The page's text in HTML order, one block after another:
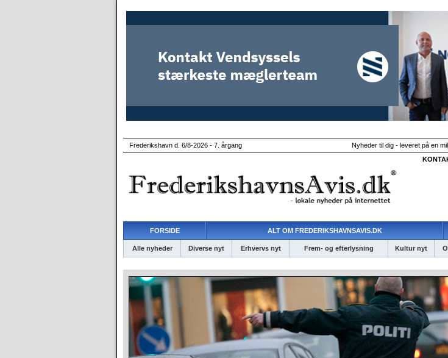
Frederikshavn d. 6/8-2026 - 7. årgang Nyheder til dig - leveret på en
FORSIDE ALT OM FREDERIKSHAVNSAVIS.DK
Alle nyheder Diverse nyt Erhvervs nyt Frem- og efterlysning Kultur nyt